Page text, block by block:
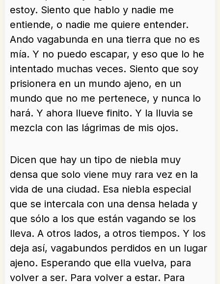
estoy. Siento que hablo y nadie me
entiende, o nadie me quiere entender.
Ando vagabunda en una tierra que no es
mía. Y no puedo escapar, y eso que lo he
intentado muchas veces. Siento que soy
prisionera en un mundo ajeno, en un
mundo que no me pertenece, y nunca lo
hará. Y ahora llueve finito. Y la lluvia se
mezcla con las lágrimas de mis ojos.
Dicen que hay un tipo de niebla muy
densa que solo viene muy rara vez en la
vida de una ciudad. Esa niebla especial
que se intercala con una densa helada y
que sólo a los que están vagando se los
lleva. A otros lados, a otros tiempos. Y los
deja así, vagabundos perdidos en un lugar
ajeno. Esperando que ella vuelva, para
volver a ser. Para volver a estar. Para